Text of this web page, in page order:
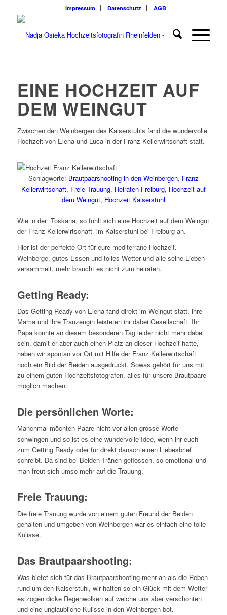
Impressum Datenschutz AGB
EINE HOCHZEIT AUF
DEM WEINGUT
Zwischen den Weinbergen des Kaiserstuhls fand die wundervolle
Hochzeit von Elena und Luca in der Franz Kellerwirtschaft statt.
Schlagworte: Brautpaarshooting in den Weinbergen, Franz
Kellerwirtschaft, Freie Trauung, Heiraten Freiburg, Hochzeit auf
dem Weingut, Hochzeit Kaiserstuhl
Wie in der Toskana, so fühlt sich eine Hochzeit auf dem Weingut
der Franz Kellerwirtschaft im Kaiserstuhl bei Freiburg an.
Hier ist der perfekte Ort für eure mediterrane Hochzeit.
Weinberge, gutes Essen und tolles Wetter und alle seine Lieben
versammelt, mehr braucht es nicht zum heiraten.
Getting Ready:
Das Getting Ready von Elena fand direkt im Weingut statt, ihre
Mama und ihre Trauzeugin leisteten ihr dabei Gesellschaft. Ihr
Papa konnte an diesem besonderen Tag leider nicht mehr dabei
sein, damit er aber auch einen Platz an dieser Hochzeit hatte,
haben wir spontan vor Ort mit Hilfe der Franz Kellerwirtschaft
noch ein Bild der Beiden ausgedruckt. Sowas gehört für uns mit
zu einem guten Hochzeitsfotografen, alles für unsere Brautpaare
möglich machen.
Die persönlichen Worte:
Manchmal möchten Paare nicht vor allen grosse Worte
schwingen und so ist es eine wundervolle Idee, wenn ihr euch
zum Getting Ready oder für direkt danach einen Liebesbrief
schreibt. Da sind bei Beiden Tränen geflossen, so emotional und
man freut sich umso mehr auf die Trauung.
Freie Trauung:
Die freie Trauung wurde von einem guten Freund der Beiden
gehalten und umgeben von Weinbergen war es einfach eine tolle
Kulisse.
Das Brautpaarshooting:
Was bietet sich für das Brautpaarshooting mehr an als die Reben
rund um den Kaiserstuhl, wir hatten so ein Glück mit dem Wetter
es zogen dicke Regenwolken auf welche uns aber verschonten
und eine unglaubliche Kulisse in den Weinbergen bot.